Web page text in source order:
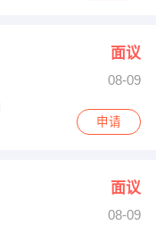
面议
08-09
申请
面议
08-09